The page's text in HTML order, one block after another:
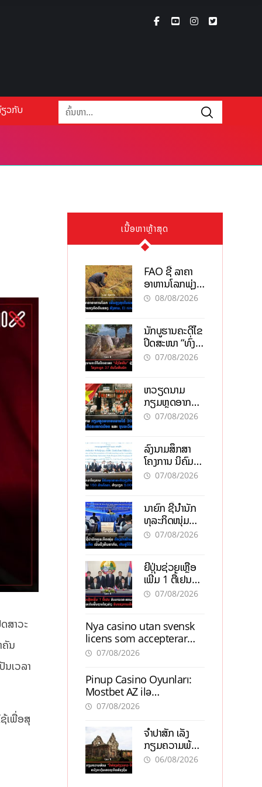
ວກັບ
ສາວະ
ຄັນ
ເວລາ
ເພື່ອສຸ
ເນື້ອຫາຫຼ້າສຸດ
FAO ຊີ້ ລາຄາ
ອາຫານໂລກພຸ່ງ
ສູງສຸດໃນຮອບ 3
ສົງຄາມ, El
nino
08/08/2026
ນັກບູຮານຄະດີໄຂ
ປິດສະໜາ “ທົ່ງ
ໄຫຫີນ” ຫຼັງພົບ
07/08/2026
ຫວຽດນາມ
ກຽມຫຼຸດອາກອນ
ລາຍໄດ້ 30%
ແລະ ຈຸນລະ
ວິສາຫະກິດ
07/08/2026
ລົງນາມສຶກສາ
ໂຄງການ ນິຄົມ
ອຸດສາຫະກຳ
150 ລ້ານໂດລາ,
ສ້າງວຽກ 5.000
ຕຳແໜ່ງ
07/08/2026
ນາຍົກ ຊີ້ນຳນັກ
ທຸລະກິດໜຸ່ມ
ຕ້ອງນຳໜ້າແກ້
ສາກົນ, ຫັນສູ່ດິຈິ
ຕອນ
07/08/2026
ຍີ່ປຸ່ນຊ່ວຍເຫຼືອ
ເພີ່ມ 1 ຕື້ເຢນ
ອັບເກຣດ
ເຕີບໂຕ
07/08/2026
Nya casino utan svensk
licens som accepterar
Swish: En jämförelse
07/08/2026
Pinup Casino Oyunları:
Mostbet AZ ilə
Müqayisədə Nə Təqdim
07/08/2026
ຈຳປາສັກ ເລັ່ງ
ກຽມຄວາມພ້ອມ
“ປີທ່ອງທ່ຽວ
06/08/2026